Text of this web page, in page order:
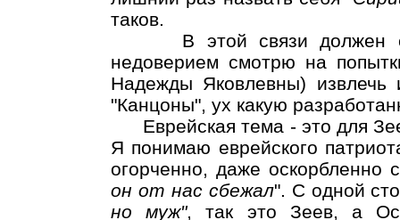
таков.
В этой связи должен
недоверием смотрю на
Надежды Яковлевны)
"Канцоны", ух какую
Еврейская тема - это для
Я понимаю еврейского
огорченно, даже оскорбленно
он от нас сбежал". С одной
но муж", так это Зеев, а